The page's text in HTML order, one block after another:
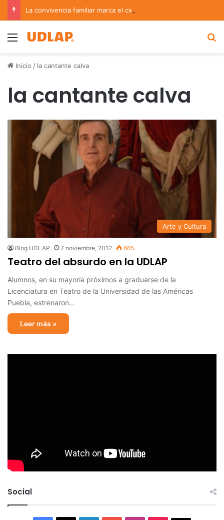
Menu
Inicio / la cantante calva
la cantante calva
Arte y Cultura
Blog UDLAP 7 noviembre, 2012 665
Teatro del absurdo en la UDLAP
Alumnos, en su mayoría próximos a graduarse de la
Licenciatura en Teatro de la Universidad de las Américas
Puebla, estrenaron…
Leer más »
Social